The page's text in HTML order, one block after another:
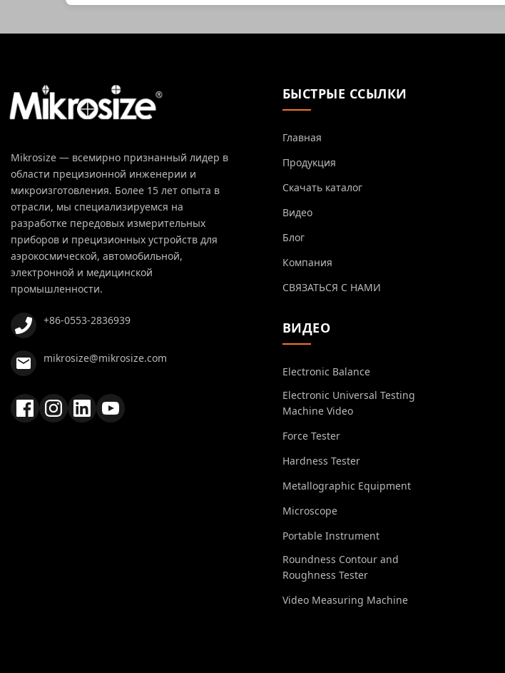
Mikrosize — всемирно признанный лидер в
области прецизионной инженерии и
микроизготовления. Более 15 лет опыта в
отрасли, мы специализируемся на
разработке передовых измерительных
приборов и прецизионных устройств для
аэрокосмической, автомобильной,
электронной и медицинской
промышленности.
+86-0553-2836939
mikrosize@mikrosize.com
БЫСТРЫЕ ССЫЛКИ
Главная
Продукция
Скачать каталог
Видео
Блог
Компания
СВЯЗАТЬСЯ С НАМИ
ВИДЕО
Electronic Balance
Electronic Universal Testing
Machine Video
Force Tester
Hardness Tester
Metallographic Equipment
Microscope
Portable Instrument
Roundness Contour and
Roughness Tester
Video Measuring Machine